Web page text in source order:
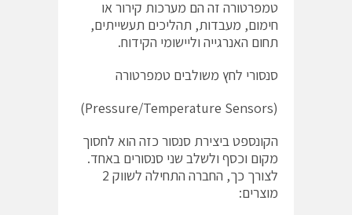
טמפרטורה זה הם מערכות קירור או
חימום, מעבדות, תהליכים תעשייתים,
תחום האנרגייה וליישומי הקידוח.
סנסורי לחץ משולבים טמפרטורה
(Pressure/Temperature Sensors)
הקונספט ביצירת סנסור כזה הוא לחסוך
מקום וכסף ולשלב שני סנסורים באחד.
לצורך כך, החברה התחילה לשווק 2
מוצרים: